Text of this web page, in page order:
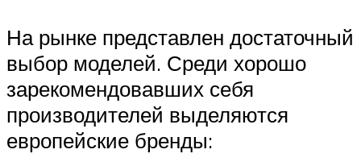
На рынке представлен достаточный
выбор моделей. Среди хорошо
зарекомендовавших себя
производителей выделяются
европейские бренды: